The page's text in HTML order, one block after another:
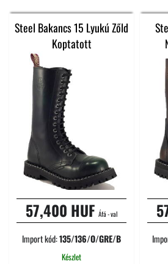
Steel Bakancs 15 Lyukú Zőld
Koptatott
57,400 HUF Áfá - val
Import kód:135/136/O/GRE/B
Készlet